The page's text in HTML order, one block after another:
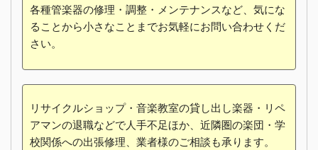
各種管楽器の修理・調整・メンテナンスなど、気にな
ることから小さなことまでお気軽にお問い合わせくだ
さい。
リサイクルショップ・音楽教室の貸し出し楽器・リペ
アマンの退職などで人手不足ほか、近隣圏の楽団・学
校関係への出張修理、業者様のご相談も承ります。